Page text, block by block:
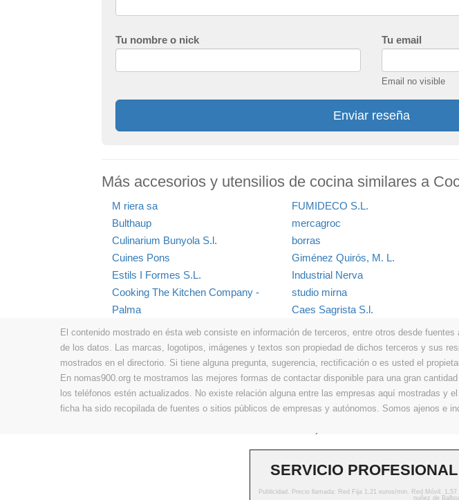
Tu nombre o nick Tu email
Email no visible
Enviar reseña
Más accesorios y utensilios de cocina similares a
M riera sa FUMIDECO S.L.
Bulthaup
mercagroc
Culinarium Bunyola S.l.
borras
Cuines Pons
Giménez Quirós, M. L.
Estils I Formes S.L.
Industrial Nerva
Cooking The Kitchen Company -
Palma
studio mirna
Caes Sagrista S.l.
El contenido mostrado en ésta web consiste en información de terceros, entre otros desde
de los datos. Las marcas, logotipos, imágenes y textos son propiedad de dichos terceros y sus
mostrados en el directorio. Si tiene alguna pregunta, sugerencia, rectificación o es usted el
En nomas900.org te mostramos las mejores formas de contactar disponible para una gran
los teléfonos estén actualizados. No existe relación alguna entre las empresas aquí mostradas
ficha ha sido recopilada de fuentes o sitios públicos de empresas y autónomos. Somos ajenos e
© Copyright 2013 - 2026
SERVICIO
Publicidad. Precio llamada: Red Fija 1,21 euros/min. Red Móvil.
nuñez de